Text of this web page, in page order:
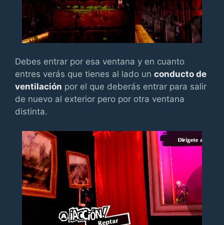
Debes entrar por esa ventana y en cuanto
entres verás que tienes al lado un conducto de
ventilación por el que deberás entrar para salir
de nuevo al exterior pero por otra ventana
distinta.